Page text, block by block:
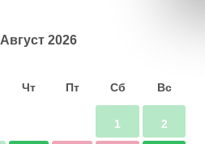
Август 2026
Чт Пт Сб Вс
1 2